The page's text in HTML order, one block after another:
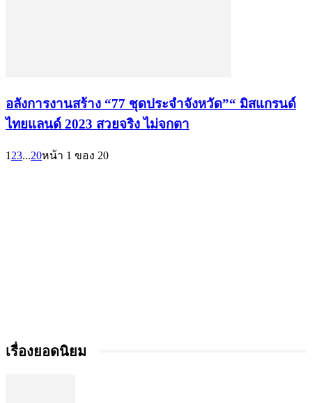
อลังการงานสร้าง “77 ชุดประจำจังหวัด”“ มิสแกรนด์
ไทยแลนด์ 2023 สวยจริง ไม่จกตา
123...20หน้า 1 ของ 20
เรื่องยอดนิยม